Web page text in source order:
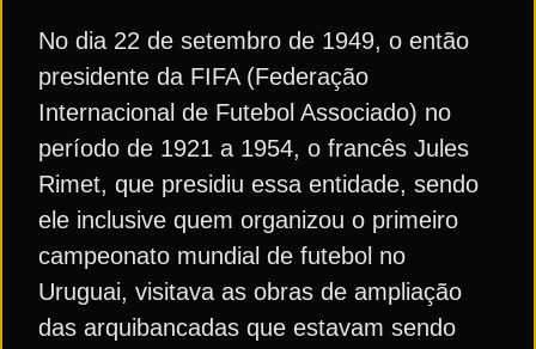
No dia 22 de setembro de 1949, o então
presidente da FIFA (Federação
Internacional de Futebol Associado) no
período de 1921 a 1954, o francês Jules
Rimet, que presidiu essa entidade, sendo
ele inclusive quem organizou o primeiro
campeonato mundial de futebol no
Uruguai, visitava as obras de ampliação
das arquibancadas que estavam sendo